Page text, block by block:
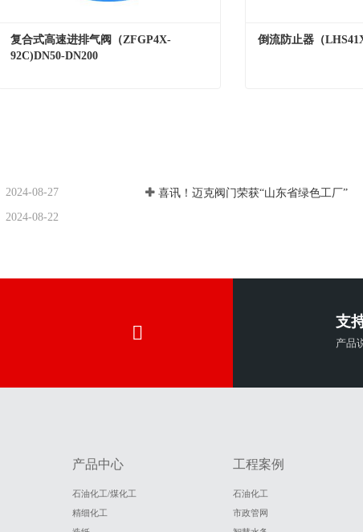
复合式高速进排气阀（ZFGP4X-
92C)DN50-DN200
倒流防止器（
2024-08-27 喜讯！迈克阀门荣获“山东省绿色工厂”
2024-08-22
支
产品
产品中心
石油化工/煤化工
精细化工
工程案例
石油化工
市政管网